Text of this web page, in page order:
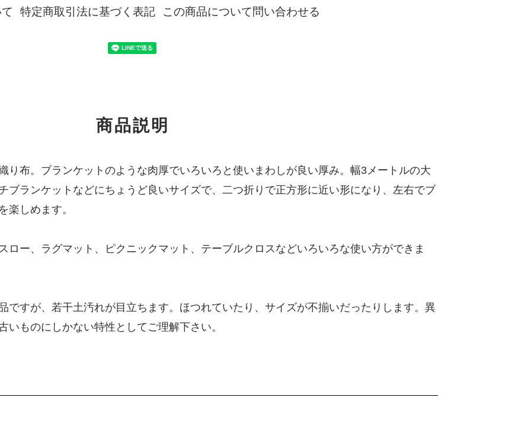
特定商取引法に基づく表記 この商品について問い合わせる
商品説明
布。ブランケットのような肉厚でいろいろと使いまわしが良い厚み。幅3メートルの大
ブランケットなどにちょうど良いサイズで、二つ折りで正方形に近い形になり、左右でブ
楽しめます。
ー、ラグマット、ピクニックマット、テーブルクロスなどいろいろな使い方ができま
すが、若干土汚れが目立ちます。ほつれていたり、サイズが不揃いだったりします。異
ものにしかない特性としてご理解下さい。